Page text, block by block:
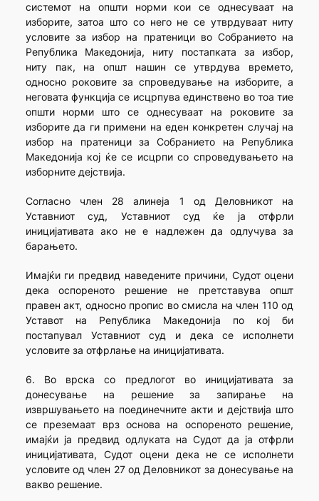
системот на општи норми кои се однесуваат на
изборите, затоа што со него не се утврдуваат ниту
условите за избор на пратеници во Собранието на
Република Македонија, ниту постапката за избор,
ниту пак, на општ нашин се утврдува времето,
односно роковите за спроведување на изборите, а
неговата функција се исцрпува единствено во тоа тие
општи норми што се однесуваат на роковите за
изборите да ги примени на еден конкретен случај на
избор на пратеници за Собранието на Република
Македонија кој ќе се исцрпи со спроведувањето на
изборните дејствија.
Согласно член 28 алинеја 1 од Деловникот на
Уставниот суд, Уставниот суд ќе ја отфрли
иницијативата ако не е надлежен да одлучува за
барањето.
Имајќи ги предвид наведените причини, Судот оцени
дека оспореното решение не претставува општ
правен акт, односно пропис во смисла на член 110 од
Уставот на Република Македонија по кој би
постапувал Уставниот суд и дека се исполнети
условите за отфрлање на иницијативата.
6. Во врска со предлогот во иницијативата за
донесување на решение за запирање на
извршувањето на поединечните акти и дејствија што
се преземаат врз основа на оспореното решение,
имајќи ја предвид одлуката на Судот да ја отфрли
иницијативата, Судот оцени дека не се исполнети
условите од член 27 од Деловникот за донесување на
вакво решение.